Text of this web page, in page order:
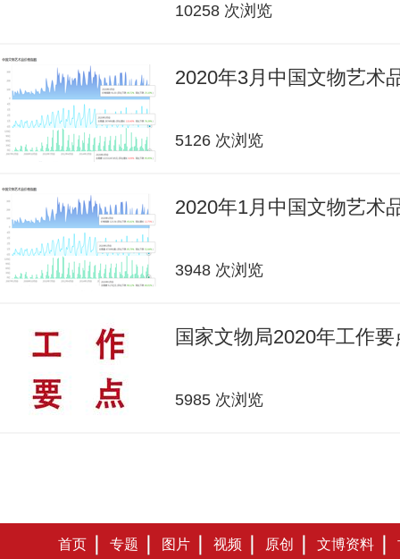
10258 次浏览
2020年3月中国文物艺术
5126 次浏览
2020年1月中国文物艺术
3948 次浏览
国家文物局2020年工作要
5985 次浏览
首页 专题 图片 视频 原创 文博资料